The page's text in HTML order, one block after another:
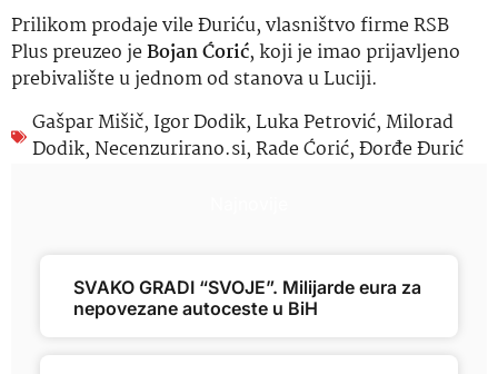
Prilikom prodaje vile Đuriću, vlasništvo firme RSB
Plus preuzeo jeBojan Ćorić, koji je imao prijavljeno
prebivalište u jednom od stanova u Luciji.
Gašpar Mišič, Igor Dodik,Luka Petrović,Milorad
Dodik,Necenzurirano.si,Rade Ćorić,Đorđe Đurić
SVAKO GRADI “SVOJE”. Milijarde eura za
nepovezane autoceste u BiH